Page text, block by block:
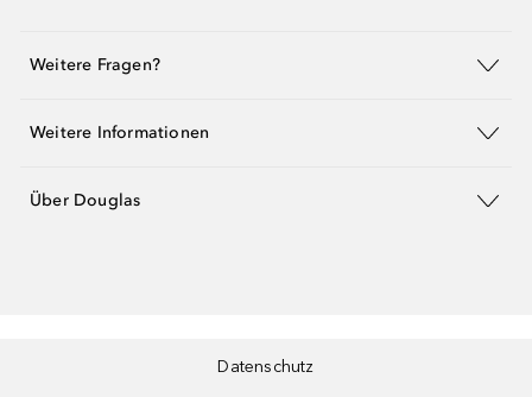
Weitere Fragen?
Weitere Informationen
Über Douglas
Datenschutz